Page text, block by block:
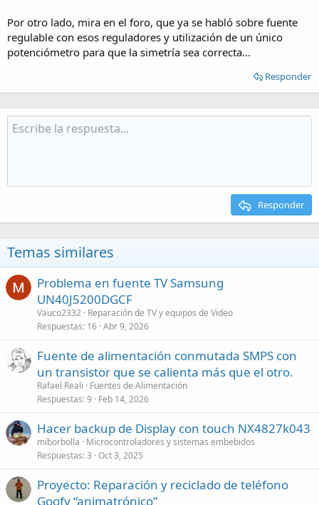
Por otro lado, mira en el foro, que ya se habló sobre fuente
regulable con esos reguladores y utilización de un único
potenciómetro para que la simetría sea correcta...
Responder
Responder
Temas similares
Problema en fuente TV Samsung
UN40J5200DGCF
Vauco2332 Reparación de TV y equipos de Video
Respuestas 16 Abr 9, 2026
Fuente de alimentación conmutada SMPS con
un transistor que se calienta más que el otro.
Rafael Reali
Fuentes de Alimentación
Respuestas 9 Feb 14, 2026
Hacer backup de Display con touch NX4827k043
miborbolla
Microcontroladores y sistemas embebidos
Respuestas 3 Oct 3, 2025
Proyecto: Reparación y reciclado de teléfono
Goofy “animatrónico”